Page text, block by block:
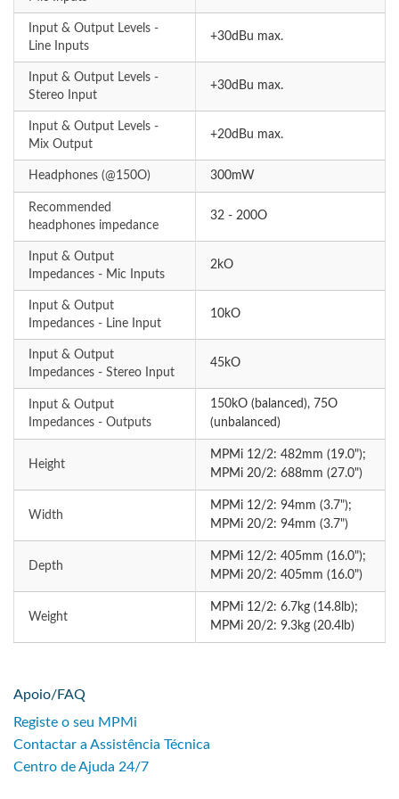
Input & Output Levels -
Line Inputs
+30dBu max.
Input & Output Levels -
Stereo Input
+30dBu max.
Input & Output Levels -
Mix Output
+20dBu max.
Headphones (@150O) 300mW
Recommended
headphones impedance
32 - 200O
Input & Output
Impedances - Mic Inputs
2kO
Input & Output
Impedances - Line Input
10kO
Input & Output
Impedances - Stereo Input
45kO
Input & Output
Impedances - Outputs
150kO (balanced), 75O
(unbalanced)
Height
MPMi 12/2: 482mm (19.0");
MPMi 20/2: 688mm (27.0")
Width
MPMi 12/2: 94mm (3.7");
MPMi 20/2: 94mm (3.7")
Depth
MPMi 12/2: 405mm (16.0");
MPMi 20/2: 405mm (16.0")
Weight
MPMi 12/2: 6.7kg (14.8lb);
MPMi 20/2: 9.3kg (20.4lb)
Apoio/FAQ
Registe o seu MPMi
Contactar a Assistência Técnica
Centro de Ajuda 24/7